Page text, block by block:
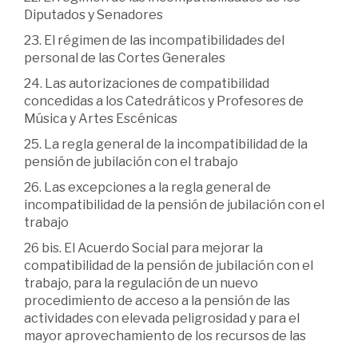
Diputados y Senadores
23. El régimen de las incompatibilidades del
personal de las Cortes Generales
24. Las autorizaciones de compatibilidad
concedidas a los Catedráticos y Profesores de
Música y Artes Escénicas
25. La regla general de la incompatibilidad de la
pensión de jubilación con el trabajo
26. Las excepciones a la regla general de
incompatibilidad de la pensión de jubilación con el
trabajo
26 bis. El Acuerdo Social para mejorar la
compatibilidad de la pensión de jubilación con el
trabajo, para la regulación de un nuevo
procedimiento de acceso a la pensión de las
actividades con elevada peligrosidad y para el
mayor aprovechamiento de los recursos de las